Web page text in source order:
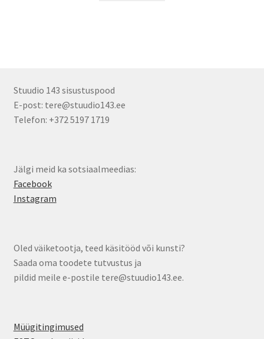
Stuudio 143 sisustuspood
E-post: tere@stuudio143.ee
Telefon: +372 5197 1719
Jälgi meid ka sotsiaalmeedias:
Facebook
Instagram
Oled väiketootja, teed käsitööd või kunsti?
Saada oma toodete tutvustus ja
pildid meile e-postile tere@stuudio143.ee.
Müügitingimused